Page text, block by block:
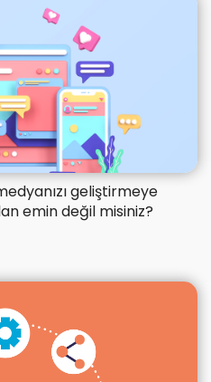
geliştirmeye
emin değil misiniz?